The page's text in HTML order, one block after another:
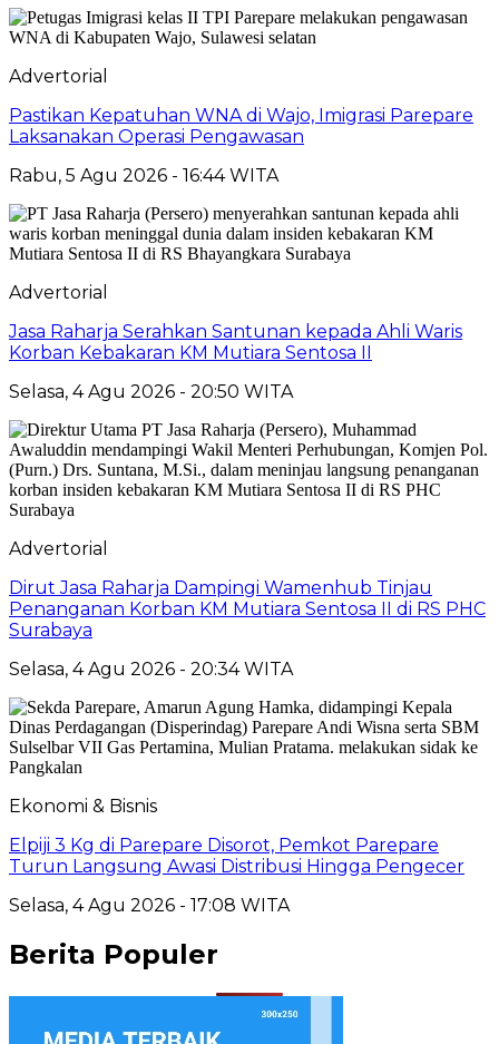
Advertorial
Pastikan Kepatuhan WNA di Wajo, Imigrasi Parepare
Laksanakan Operasi Pengawasan
Rabu, 5 Agu 2026 - 16:44 WITA
Advertorial
Jasa Raharja Serahkan Santunan kepada Ahli Waris
Korban Kebakaran KM Mutiara Sentosa II
Selasa, 4 Agu 2026 - 20:50 WITA
Advertorial
Dirut Jasa Raharja Dampingi Wamenhub Tinjau
Penanganan Korban KM Mutiara Sentosa II di RS PHC
Surabaya
Selasa, 4 Agu 2026 - 20:34 WITA
Ekonomi & Bisnis
Elpiji 3 Kg di Parepare Disorot, Pemkot Parepare
Turun Langsung Awasi Distribusi Hingga Pengecer
Selasa, 4 Agu 2026 - 17:08 WITA
Berita Populer